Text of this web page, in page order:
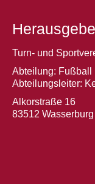
Turn- und
Abteilung: Fußball
Abteilungsleiter:
Alkorstraße 16
83512